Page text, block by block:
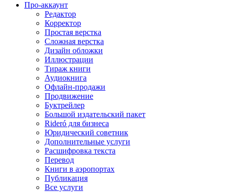
Про-аккаунт
Редактор
Корректор
Простая верстка
Сложная верстка
Дизайн обложки
Иллюстрации
Тираж книги
Аудиокнига
Офлайн-продажи
Продвижение
Буктрейлер
Большой издательский пакет
Rideró для бизнеса
Юридический советник
Дополнительные услуги
Расшифровка текста
Перевод
Книги в аэропортах
Публикация
Все услуги